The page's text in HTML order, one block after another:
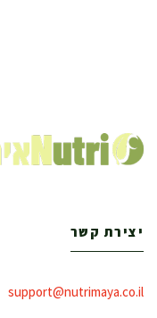
יצירת קשר
support@nutrimaya.co.il